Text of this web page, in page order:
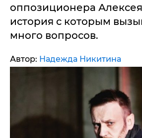
оппозиционера
история с которым
много вопросов.
Автор: Надежда Никитина